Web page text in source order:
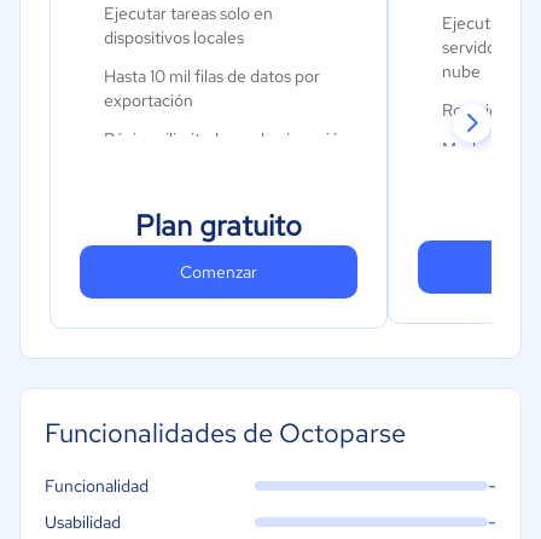
Ejecutar tareas solo en
dispositivos locales
Hasta 10 mil filas de datos por
exportación
Páginas ilimitadas cada ejecución
Plan gratuito
Comenzar
Ejecutar
servidores
nube
Rotación de
Modo
Descarga de
Exportación
Funcionalidades de Octoparse
Funcionalidad -
Usabilidad -